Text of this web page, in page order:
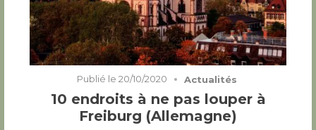
Publié le 20/10/2020 Actualités
10 endroits à ne pas louper à
Freiburg (Allemagne)